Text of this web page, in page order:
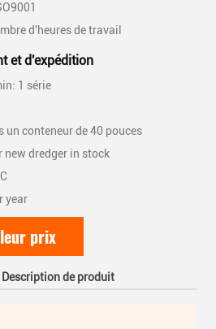
d'heures de travail
et d'expédition
1 série
un conteneur de 40 pouces
new dredger in stock
year
prix
Description de produit